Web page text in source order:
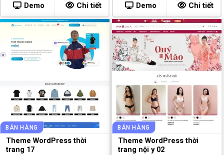
Demo Chi tiết Demo Chi tiết
BÁN HÀNG
Theme WordPress thời
trang 17
BÁN HÀNG
Theme WordPress thời
trang nội y 02